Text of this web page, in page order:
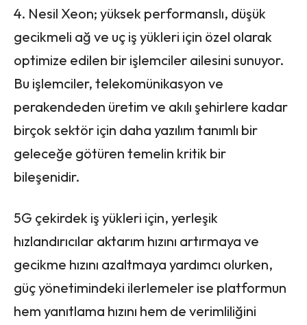
4. Nesil Xeon; yüksek performanslı, düşük
gecikmeli ağ ve uç iş yükleri için özel olarak
optimize edilen bir işlemciler ailesini sunuyor.
Bu işlemciler, telekomünikasyon ve
perakendeden üretim ve akılı şehirlere kadar
birçok sektör için daha yazılım tanımlı bir
geleceğe götüren temelin kritik bir
bileşenidir.
5G çekirdek iş yükleri için, yerleşik
hızlandırıcılar aktarım hızını artırmaya ve
gecikme hızını azaltmaya yardımcı olurken,
güç yönetimindeki ilerlemeler ise platformun
hem yanıtlama hızını hem de verimliliğini